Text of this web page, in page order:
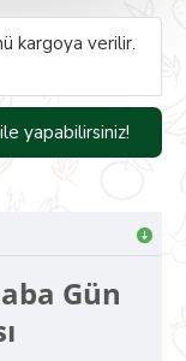
kargoya verilir.
ile yapabilirsiniz!
Gün